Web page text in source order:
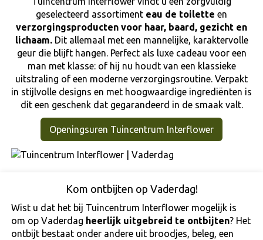
geselecteerd assortiment eau de toilette en
verzorgingsproducten voor haar, baard, gezicht en
lichaam. Dit allemaal met een mannelijke, karaktervolle
geur die blijft hangen. Perfect als luxe cadeau voor een
man met klasse: of hij nu houdt van een klassieke
uitstraling of een moderne verzorgingsroutine. Verpakt
in stijlvolle designs en met hoogwaardige ingrediënten is
dit een geschenk dat gegarandeerd in de smaak valt.
Openingsuren Tuincentrum Interflower
Kom ontbijten op Vaderdag!
Wist u dat het bij Tuincentrum Interflower mogelijk is
om op Vaderdag heerlijk uitgebreid te ontbijten? Het
ontbijt bestaat onder andere uit broodjes, beleg, een